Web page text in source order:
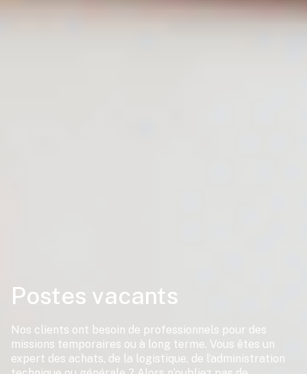
Postes vacants
Nos clients ont besoin de professionnels pour des
missions temporaires ou à long terme. Vous êtes un
expert des achats, de la logistique, de l’administration